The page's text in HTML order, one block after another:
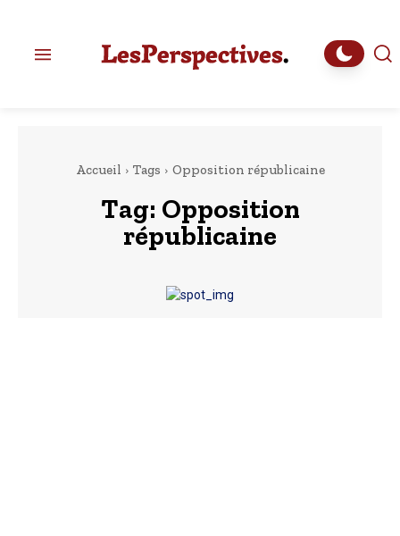
Accueil Tags Opposition républicaine
Tag: Opposition
républicaine